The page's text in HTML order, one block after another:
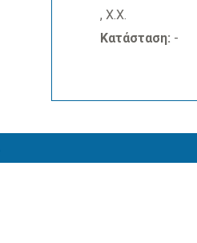
, Χ.Χ.
Κατάσταση: -